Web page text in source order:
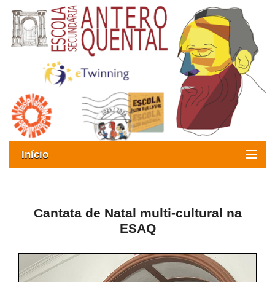
Início
Oferta formativa
ESAQ sem Bullying
Cantata de Natal multi-cultural na
ESAQ